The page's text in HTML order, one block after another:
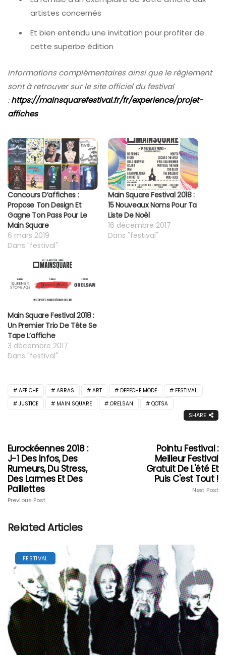
artistes concernés
Et bien entendu une invitation pour profiter de
cette superbe édition
Informations complémentaires ainsi que le règlement
sont à retrouver sur le site officiel du festival
:https://mainsquarefestival.fr/fr/experience/projet-
affiches
Concours D’affiches :
Propose Ton Design Et
Gagne Ton Pass Pour Le
Main Square
6 mars 2019
Dans "festival"
Main Square Festival 2018 :
15 Nouveaux Noms Pour Ta
Liste De Noël
16 décembre 2017
Dans "festival"
Main Square Festival 2018 :
Un Premier Trio De Tête Se
Tape L’affiche
3 décembre 2017
Dans "festival"
AFFICHE ARRAS ART DEPECHE MODE
FESTIVAL
JUSTICE
MAIN SQUARE ORELSAN QOTSA
SHARE
Eurockéennes 2018 :
J-1 Des Infos, Des
Rumeurs, Du Stress,
Des Larmes Et Des
Paillettes
Previous Post
Pointu Festival :
Meilleur Festival
Gratuit De L'été Et
Puis C'est Tout !
Next Post
Related Articles
FESTIVAL